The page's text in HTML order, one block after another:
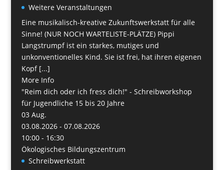
Weitere Veranstaltungen
Eine musikalisch-kreative Zukunftswerkstatt für alle
Sinne! (NUR NOCH WARTELISTE-PLÄTZE) Pippi
Langstrumpf ist ein starkes, mutiges und
unkonventionelles Kind. Sie ist frei, hat ihren eigenen
Kopf [...]
More Info
"Reim dich oder ich fress dich!" - Schreibworkshop
für Jugendliche 15 bis 20 Jahre
03 Aug.
03.08.2026 - 07.08.2026
10:00 - 16:30
Ökologisches Bildungszentrum
Schreibwerkstatt